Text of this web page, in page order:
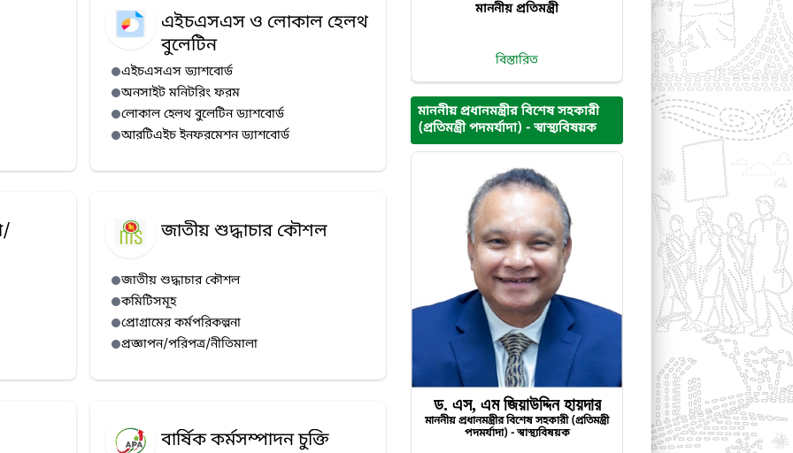
এইচএসএস ও লোকাল হেলথ
বুলেটিন
এইচএসএস ড্যাশবোর্ড
অনসাইট মনিটরিং ফরম
লোকাল হেলথ বুলেটিন ড্যাশবোর্ড
আরটিএইচ ইনফরমেশন ড্যাশবোর্ড
জাতীয় শুদ্ধাচার কৌশল
জাতীয় শুদ্ধাচার কৌশল
কমিটিসমূহ
প্রোগ্রামের কর্মপরিকল্পনা
প্রজ্ঞাপন/পরিপত্র/নীতিমালা
বার্ষিক কর্মসম্পাদন চুক্তি
মাননীয় প্রতিমন্ত্রী
বিস্তারিত
মাননীয় প্রধানমন্ত্রীর বিশেষ সহকারী
(প্রতিমন্ত্রী পদমর্যাদা) - স্বাস্থ্যবিষয়ক
ড. এস, এম জিয়াউদ্দিন হায়দার
মাননীয় প্রধানমন্ত্রীর বিশেষ সহকারী (প্রতিমন্ত্রী
পদমর্যাদা) - স্বাস্থ্যবিষয়ক